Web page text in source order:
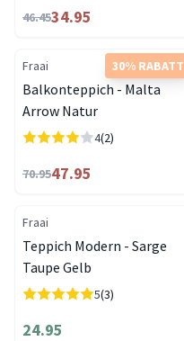
46.4534.95
30% RABATT
Fraai
Balkonteppich - Malta
Arrow Natur
4(2)
70.9547.95
Fraai
Teppich Modern - Sarge
Taupe Gelb
5(3)
24.95